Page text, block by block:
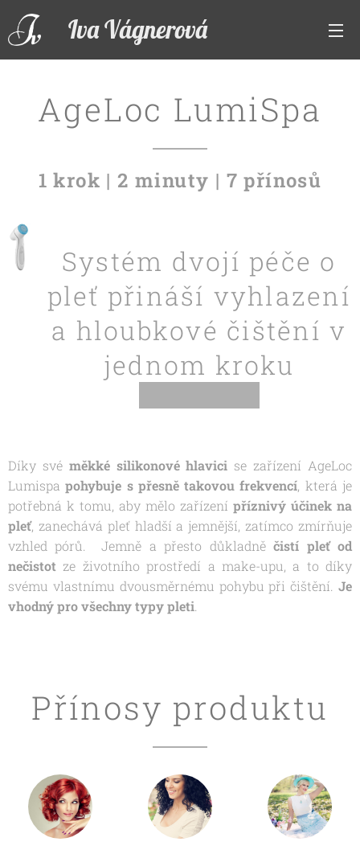
Iva Vágnerová
AgeLoc LumiSpa
1 krok | 2 minuty | 7 přínosů
Systém dvojí péče o
pleť přináší vyhlazení
a hloubkové čištění v
jednom kroku
Díky své měkké silikonové hlavici se zařízení AgeLoc
Lumispapohybuje s přesně takovou frekvencí, která je
potřebná k tomu, aby mělo zařízení příznivý účinek na
pleť, zanechává pleť hladší a jemnější, zatímco zmírňuje
vzhled pórů. Jemně a přesto důkladněčistí pleť od
nečistot ze životního prostředí a make-upu, a to díky
svému vlastnímu dvousměrnému pohybu při čištění. Je
vhodný pro všechny typy pleti.
Přínosy produktu